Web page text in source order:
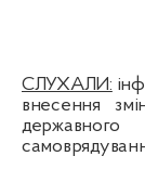
СЛУХАЛИ:
внесення